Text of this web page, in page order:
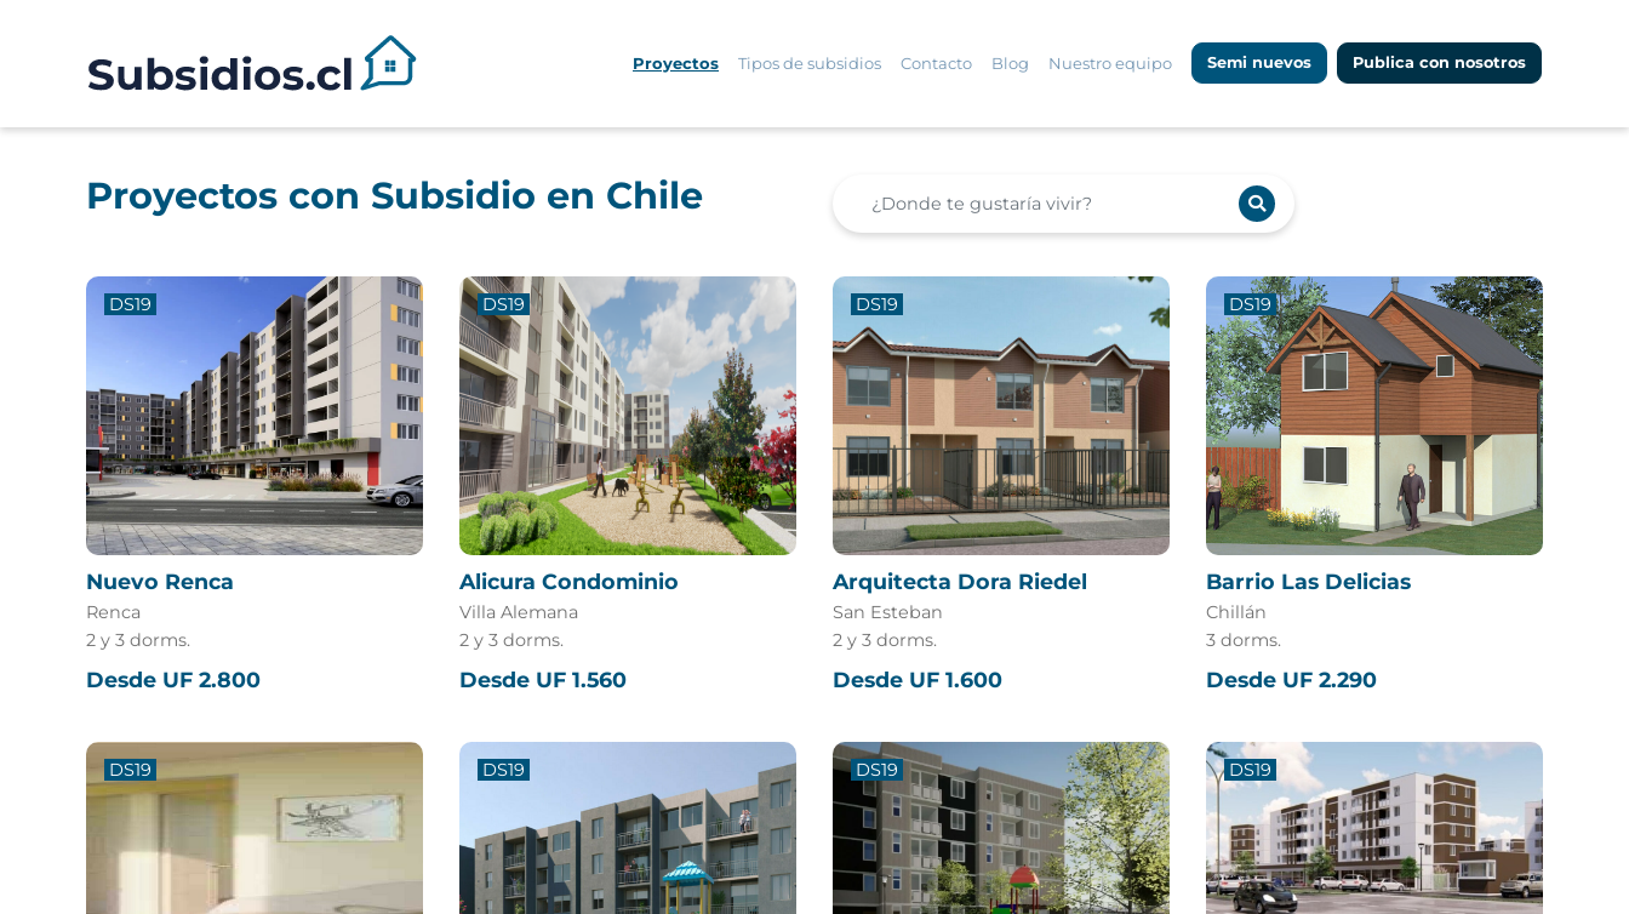
Proyectos Tipos de subsidios Contacto Blog Nuestro equipo Semi nuevos Publica con nosotros
Proyectos con Subsidio en Chile
DS19
Nuevo Renca
Renca
2 y 3 dorms.
Desde UF 2.800
DS19
Alicura Condominio
Villa Alemana
2 y 3 dorms.
Desde UF 1.560
DS19
Arquitecta Dora Riedel
San Esteban
2 y 3 dorms.
Desde UF 1.600
DS19
Barrio Las Delicias
Chillán
3 dorms.
Desde UF 2.290
DS19 DS19 DS19 DS19